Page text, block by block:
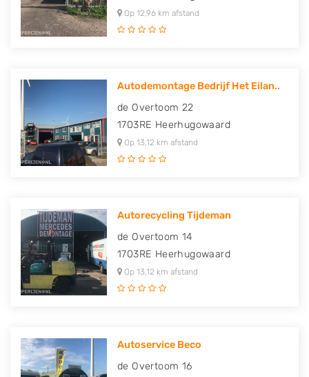
Op 12,96 km afstand
Autodemontage Bedrijf Het Eilan..
de Overtoom 22
1703RE Heerhugowaard
Op 13,12 km afstand
Autorecycling Tijdeman
de Overtoom 14
1703RE Heerhugowaard
Op 13,12 km afstand
Autoservice Beco
de Overtoom 16